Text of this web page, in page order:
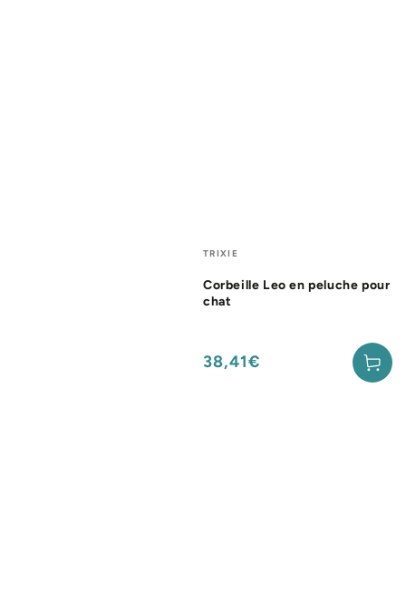
Fournisseur:
TRIXIE
Corbeille Leo en peluche pour
chat
Prix
38,41€